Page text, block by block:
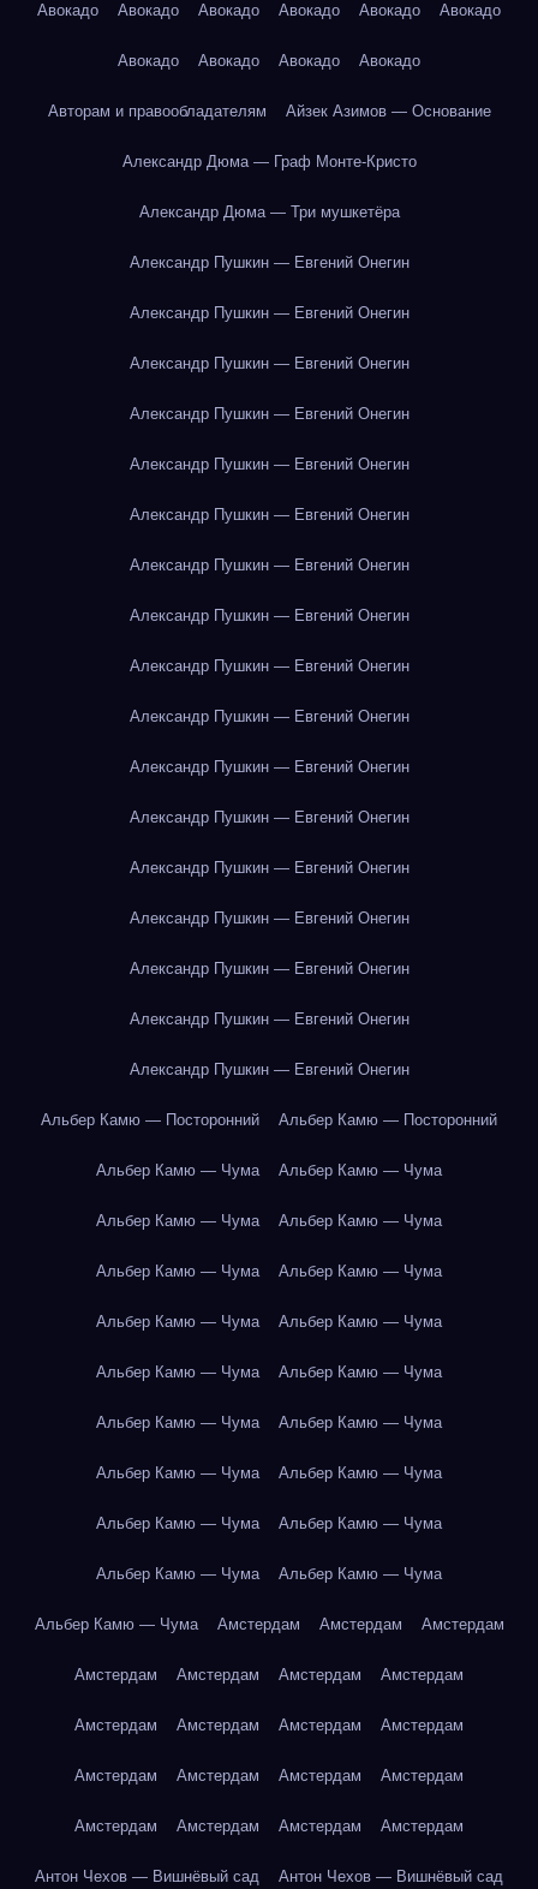
Авокадо Авокадо Авокадо Авокадо Авокадо Авокадо
Авокадо Авокадо Авокадо Авокадо
Авторам и правообладателям Айзек Азимов — Основание
Александр Дюма — Граф Монте-Кристо
Александр Дюма — Три мушкетёра
Александр Пушкин — Евгений Онегин
Александр Пушкин — Евгений Онегин
Александр Пушкин — Евгений Онегин
Александр Пушкин — Евгений Онегин
Александр Пушкин — Евгений Онегин
Александр Пушкин — Евгений Онегин
Александр Пушкин — Евгений Онегин
Александр Пушкин — Евгений Онегин
Александр Пушкин — Евгений Онегин
Александр Пушкин — Евгений Онегин
Александр Пушкин — Евгений Онегин
Александр Пушкин — Евгений Онегин
Александр Пушкин — Евгений Онегин
Александр Пушкин — Евгений Онегин
Александр Пушкин — Евгений Онегин
Александр Пушкин — Евгений Онегин
Александр Пушкин — Евгений Онегин
Альбер Камю — Посторонний Альбер Камю — Посторонний
Альбер Камю — Чума Альбер Камю — Чума
Альбер Камю — Чума Альбер Камю — Чума
Альбер Камю — Чума Альбер Камю — Чума
Альбер Камю — Чума Альбер Камю — Чума
Альбер Камю — Чума Альбер Камю — Чума
Альбер Камю — Чума Альбер Камю — Чума
Альбер Камю — Чума Альбер Камю — Чума
Альбер Камю — Чума Альбер Камю — Чума
Альбер Камю — Чума Альбер Камю — Чума
Альбер Камю — Чума Амстердам Амстердам Амстердам
Амстердам Амстердам Амстердам Амстердам
Амстердам Амстердам Амстердам Амстердам
Амстердам Амстердам Амстердам Амстердам
Амстердам Амстердам Амстердам Амстердам
Антон Чехов — Вишнёвый сад Антон Чехов — Вишнёвый сад